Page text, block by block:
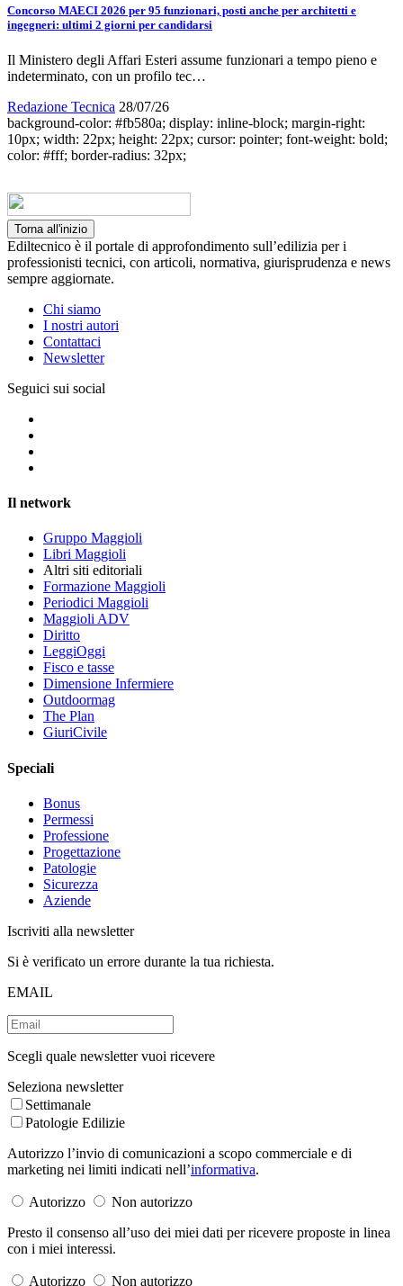
Concorso MAECI 2026 per 95 funzionari, posti anche per architetti e
ingegneri: ultimi 2 giorni per candidarsi
Il Ministero degli Affari Esteri assume funzionari a tempo pieno e
indeterminato, con un profilo tec…
Redazione Tecnica 28/07/26
background-color: #fb580a; display: inline-block; margin-right:
10px; width: 22px; height: 22px; cursor: pointer; font-weight: bold;
color: #fff; border-radius: 32px;
Torna all'inizio
Ediltecnico è il portale di approfondimento sull’edilizia per i
professionisti tecnici, con articoli, normativa, giurisprudenza e news
sempre aggiornate.
Chi siamo
I nostri autori
Contattaci
Newsletter
Seguici sui social
Il network
Gruppo Maggioli
Libri Maggioli
Altri siti editoriali
Formazione Maggioli
Periodici Maggioli
Maggioli ADV
Diritto
LeggiOggi
Fisco e tasse
Dimensione Infermiere
Outdoormag
The Plan
GiuriCivile
Speciali
Bonus
Permessi
Professione
Progettazione
Patologie
Sicurezza
Aziende
Iscriviti alla newsletter
Si è verificato un errore durante la tua richiesta.
EMAIL
Scegli quale newsletter vuoi ricevere
Seleziona newsletter
Settimanale
Patologie Edilizie
Autorizzo l’invio di comunicazioni a scopo commerciale e di
marketing nei limiti indicati nell’informativa.
Autorizzo
Non autorizzo
Presto il consenso all’uso dei miei dati per ricevere proposte in linea
con i miei interessi.
Autorizzo Non autorizzo